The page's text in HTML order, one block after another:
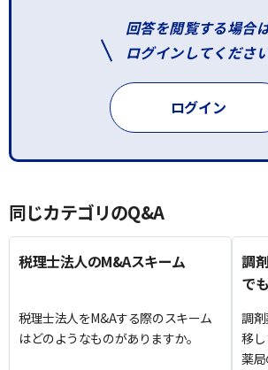
回答を閲覧する場合
ログインしてくださ
ログイン
同じカテゴリのQ&A
税理士法人のM&Aスキーム
税理士法人をM&Aする際のスキーム
はどのようなものがありますか。
調
で
調
移し
薬